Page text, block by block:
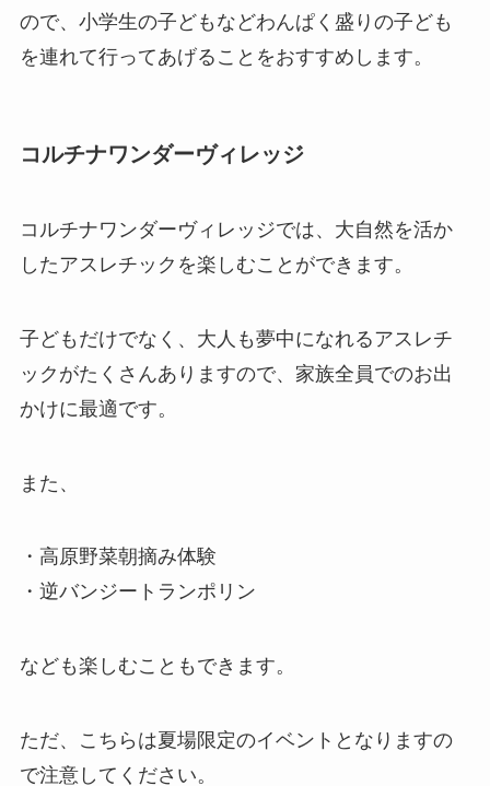
ので、小学生の子どもなどわんぱく盛りの子ども
を連れて行ってあげることをおすすめします。
コルチナワンダーヴィレッジ
コルチナワンダーヴィレッジでは、大自然を活か
したアスレチックを楽しむことができます。
子どもだけでなく、大人も夢中になれるアスレチ
ックがたくさんありますので、家族全員でのお出
かけに最適です。
また、
・高原野菜朝摘み体験
・逆バンジートランポリン
なども楽しむこともできます。
ただ、こちらは夏場限定のイベントとなりますの
で注意してください。